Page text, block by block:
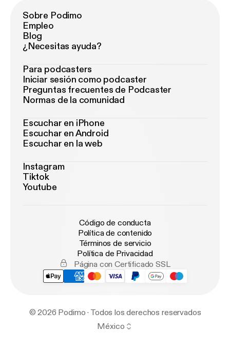
Sobre Podimo
Empleo
Blog
¿Necesitas ayuda?
Para podcasters
Iniciar sesión como podcaster
Preguntas frecuentes de Podcaster
Normas de la comunidad
Escuchar en iPhone
Escuchar en Android
Escuchar en la web
Instagram
Tiktok
Youtube
Código de conducta
Política de contenido
Términos de servicio
Política de Privacidad
Página con Certificado SSL
© 2026 Podimo · Todos los derechos reservados
México